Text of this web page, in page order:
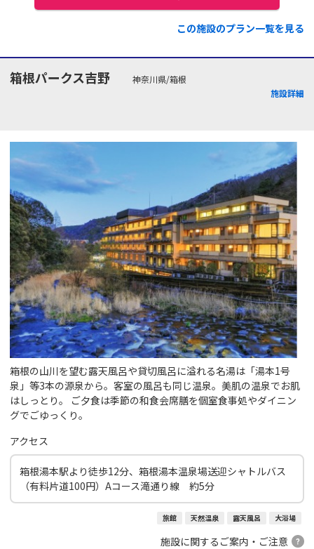
この施設のプラン一覧を見る
箱根パークス吉野
神奈川県/箱根
施設詳細
箱根の山川を望む露天風呂や貸切風呂に溢れる名湯は「湯本1号
泉」等3本の源泉から。客室の風呂も同じ温泉。美肌の温泉でお肌
はしっとり。 ご夕食は季節の和食会席膳を個室食事処やダイニン
グでごゆっくり。
アクセス
箱根湯本駅より徒歩12分、箱根湯本温泉場送迎シャトルバス
（有料片道100円）Aコース滝通り線 約5分
旅館 天然温泉 露天風呂 大浴場
施設に関するご案内・ご注意